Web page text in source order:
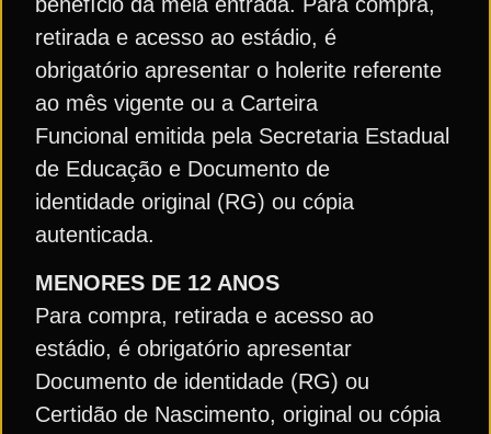
retirada e acesso ao estádio, é
obrigatório apresentar o holerite referente
ao mês vigente ou a Carteira
Funcional emitida pela Secretaria Estadual
de Educação e Documento de
identidade original (RG) ou cópia
autenticada.
MENORES DE 12 ANOS
Para compra, retirada e acesso ao
estádio, é obrigatório apresentar
Documento de identidade (RG) ou
Certidão de Nascimento, original ou cópia